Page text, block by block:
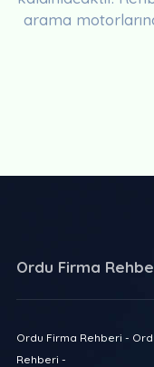
arama
Ordu Firma
Ordu Firma Rehberi -
Rehberi -